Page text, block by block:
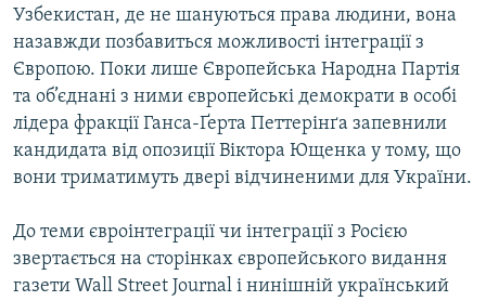
Узбекистан, де не шануються права людини, вона
назавжди позбавиться можливості інтеграції з
Європою. Поки лише Європейська Народна Партія
та об’єднані з ними європейські демократи в особі
лідера фракції Ганса-Ґерта Петтерінґа запевнили
кандидата від опозиції Віктора Ющенка у тому, що
вони триматимуть двері відчиненими для України.
До теми євроінтеграції чи інтеграції з Росією
звертається на сторінках європейського видання
газети Wall Street Journal і нинішній український